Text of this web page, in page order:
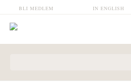
Hoppa till huvudinnehåll IN ENGLISH
BLI MEDLEM